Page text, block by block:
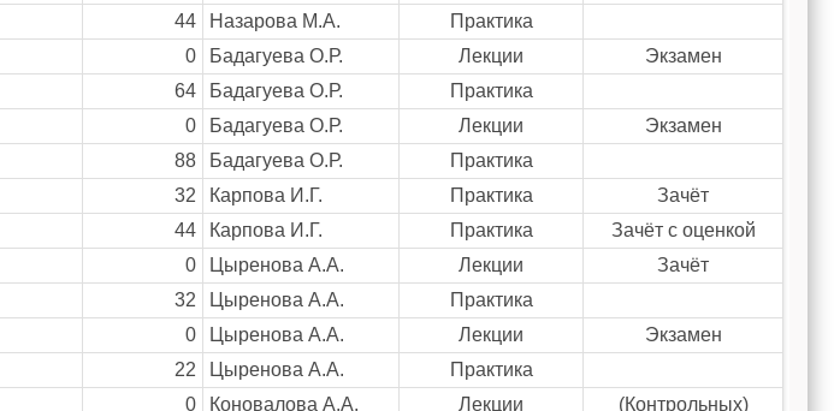
44 Назарова М.А.
Практика
0 Бадагуева О.Р. Лекции
Экзамен
64 Бадагуева О.Р.
Практика
0 Бадагуева О.Р. Лекции
Экзамен
88 Бадагуева О.Р.
Практика
32 Карпова И.Г. Практика
Зачёт
44 Карпова И.Г. Практика
Зачёт с оценкой
0 Цыренова А.А. Лекции
Зачёт
32 Цыренова А.А.
Практика
0 Цыренова А.А. Лекции
Экзамен
22 Цыренова А.А.
Практика
0 Коновалова А.А. Лекции
(Контрольных)